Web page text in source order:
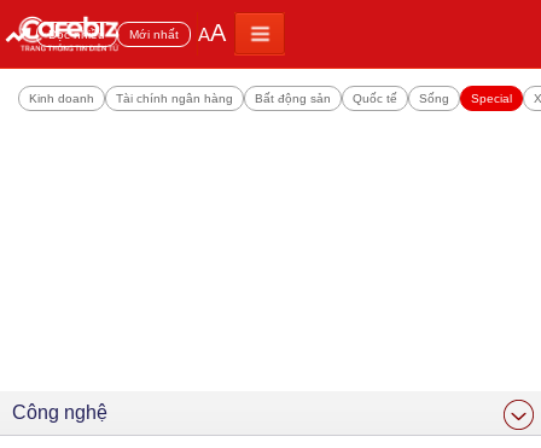
Đọc nhiều Mới nhất AA
Kinh doanh Tài chính ngân hàng Bất động sản Quốc tế Sống Special
Công nghệ